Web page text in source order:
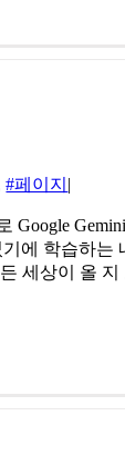
#페이지 |
에 학습하
세상이 올